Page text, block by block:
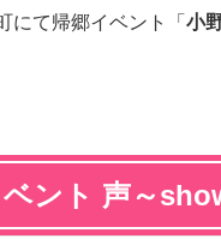
にて帰郷イベント「 小
ント 声～